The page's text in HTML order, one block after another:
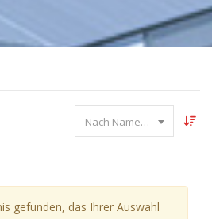
Nach Name sortieren
gefunden, das Ihrer Auswahl